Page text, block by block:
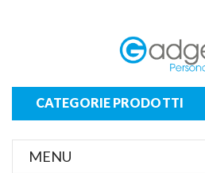
CATEGORIE PRODOTTI
MENU